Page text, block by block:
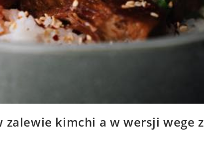
zalewie kimchi a w wersji wege z